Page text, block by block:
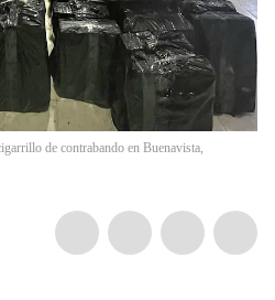
de contrabando en Buenavista,